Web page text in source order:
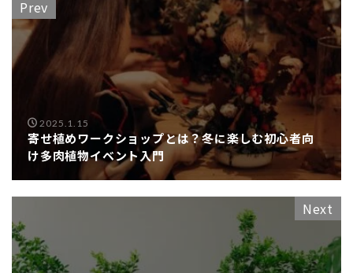
Prev
2025.1.15
寄せ植めワークショップとは？冬に楽しむ初心者向
け多肉植物イベント入門
Next